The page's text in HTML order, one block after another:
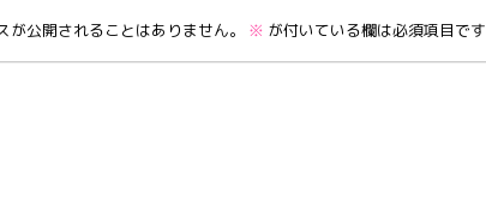
が公開されることはありません。 ※ が付いている欄は必須項目です